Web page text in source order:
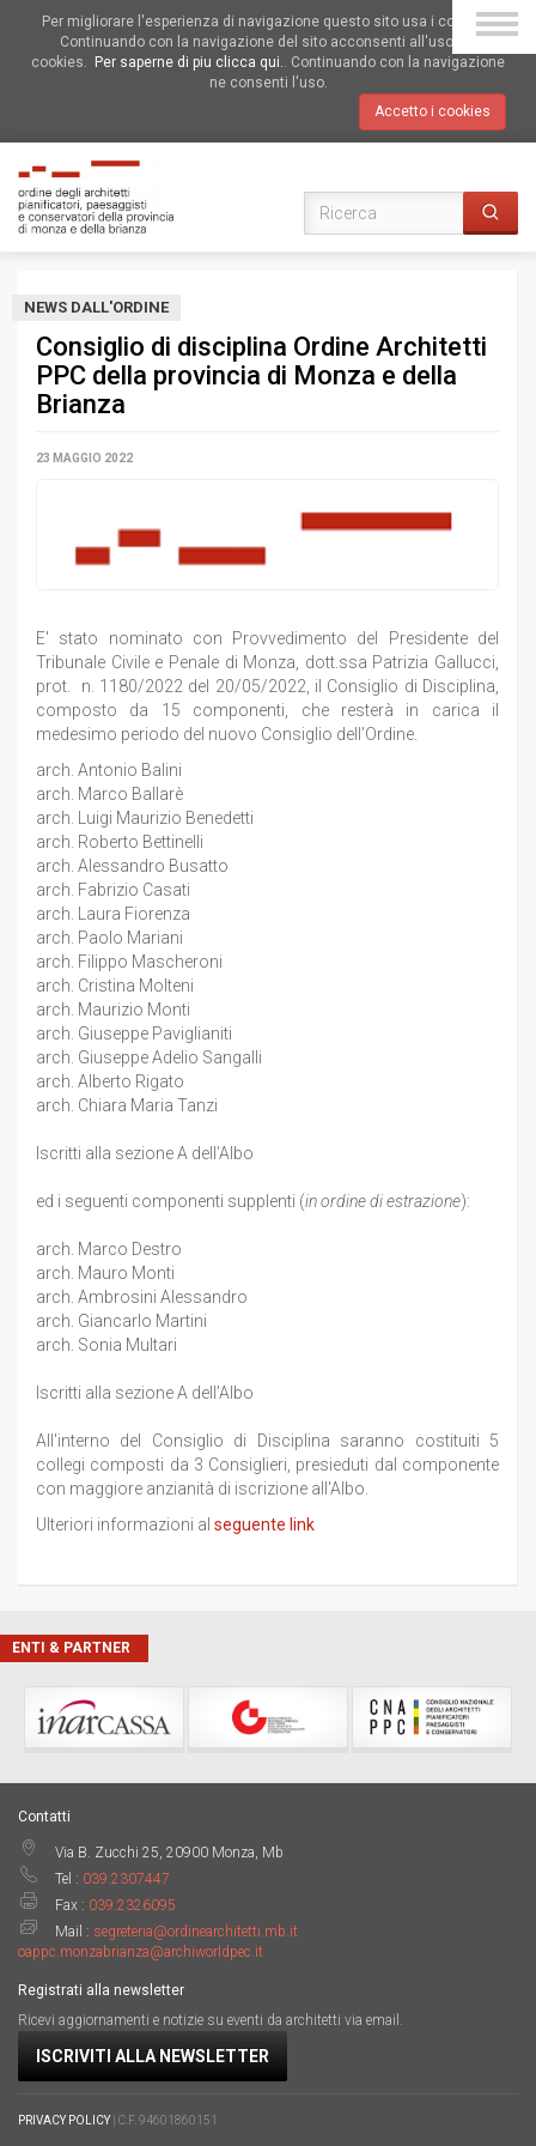
Per migliorare l'esperienza di navigazione questo sito usa i cookies.
Continuando con la navigazione del sito acconsenti all'uso dei
cookies.
Per saperne di piu clicca qui.. Continuando con la navigazione
ne consenti l'uso.
Accetto i cookies
NEWS DALL'ORDINE
Consiglio di disciplina Ordine Architetti
PPC della provincia di Monza e della
Brianza
23 MAGGIO 2022
E' stato nominato con Provvedimento del Presidente del
Tribunale Civile e Penale di Monza, dott.ssa Patrizia Gallucci,
prot. n. 1180/2022 del 20/05/2022, il Consiglio di Disciplina,
composto da 15 componenti, che resterà in carica il
medesimo periodo del nuovo Consiglio dell’Ordine.
arch. Antonio Balini
arch. Marco Ballarè
arch. Luigi Maurizio Benedetti
arch. Roberto Bettinelli
arch. Alessandro Busatto
arch. Fabrizio Casati
arch. Laura Fiorenza
arch. Paolo Mariani
arch. Filippo Mascheroni
arch. Cristina Molteni
arch. Maurizio Monti
arch. Giuseppe Paviglianiti
arch. Giuseppe Adelio Sangalli
arch. Alberto Rigato
arch. Chiara Maria Tanzi
Iscritti alla sezione A dell’Albo
ed i seguenti componenti supplenti (in ordine di estrazione):
arch. Marco Destro
arch. Mauro Monti
arch. Ambrosini Alessandro
arch. Giancarlo Martini
arch. Sonia Multari
Iscritti alla sezione A dell’Albo
All'interno del Consiglio di Disciplina saranno costituiti 5
collegi composti da 3 Consiglieri, presieduti dal componente
con maggiore anzianità di iscrizione all'Albo.
Ulteriori informazioni al seguente link
ENTI & PARTNER
Contatti
Via B. Zucchi 25, 20900 Monza, Mb
Tel : 039.2307447
Fax : 039.2326095
Mail : segreteria@ordinearchitetti.mb.it
oappc.monzabrianza@archiworldpec.it
Registrati alla newsletter
Ricevi aggiornamenti e notizie su eventi da architetti via email.
ISCRIVITI ALLA NEWSLETTER
PRIVACY POLICY| C.F. 94601860151